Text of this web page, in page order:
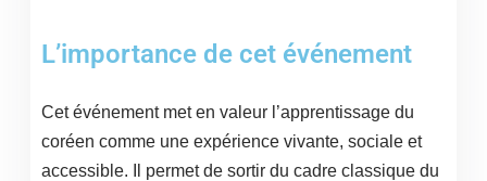
L’importance de cet événement
Cet événement met en valeur l’apprentissage du
coréen comme une expérience vivante, sociale et
accessible. Il permet de sortir du cadre classique du